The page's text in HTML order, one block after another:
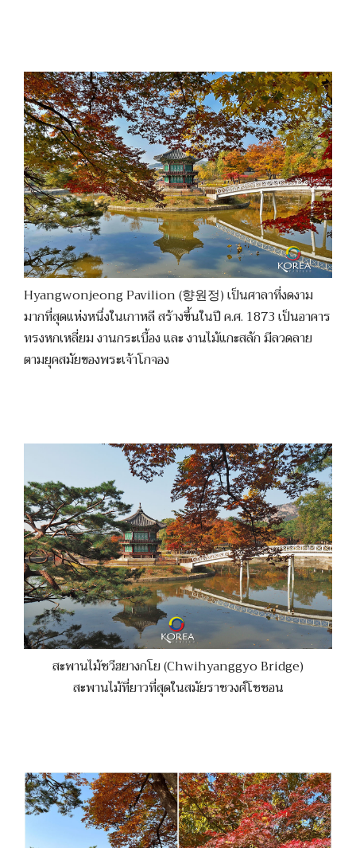
Hyangwonjeong Pavilion (향원정) เป็นศาลาที่งดงาม
มากที่สุดแห่งหนึ่งในเกาหลี สร้างขึ้นในปี ค.ศ. 1873 เป็นอาคาร
ทรงหกเหลี่ยม งานกระเบื้อง และ งานไม้แกะสลัก มีลวดลาย
ตามยุคสมัยของพระเจ้าโกจอง
สะพานไม้ชวีฮยางกโย (Chwihyanggyo Bridge)
สะพานไม้ที่ยาวที่สุดในสมัยราชวงศ์โชซอน